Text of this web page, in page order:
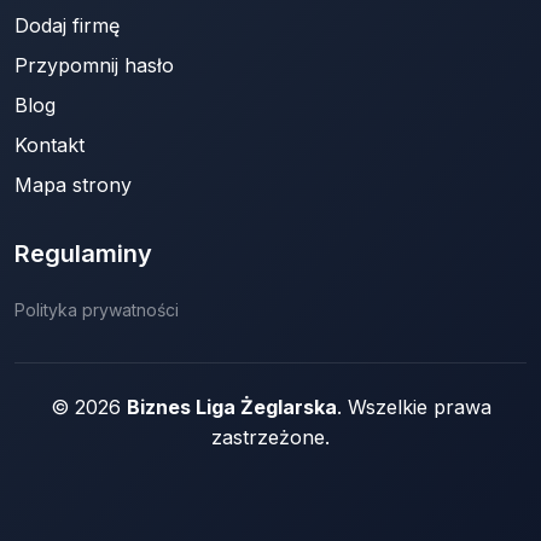
Dodaj firmę
Przypomnij hasło
Blog
Kontakt
Mapa strony
Regulaminy
Polityka prywatności
© 2026 Biznes Liga Żeglarska. Wszelkie prawa
zastrzeżone.